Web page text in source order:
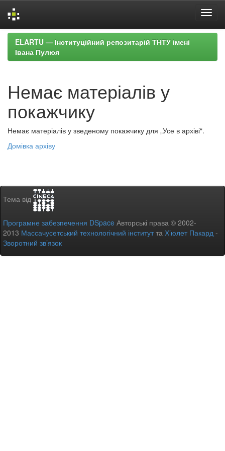
Skip
navigation
ELARTU — Інституційний репозитарій ТНТУ імені
Івана Пулюя
Немає матеріалів у
покажчику
Немає матеріалів у зведеному покажчику для „Усе в архіві“.
Домівка архіву
Тема від
Програмне забезпечення DSpace Авторські права © 2002-
2013 Массачусетський технологічний інститутта Х’юлет Пакард -
Зворотний зв’язок